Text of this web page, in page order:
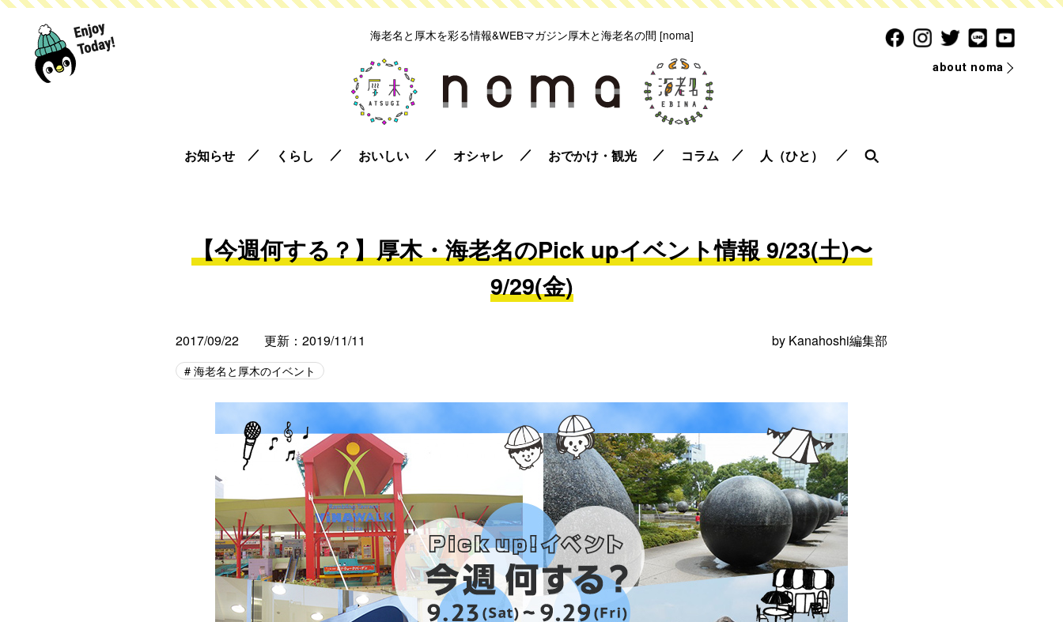
about noma
海老名と厚木を彩る情報&WEBマガジン厚木と海老名の間 [noma]
お知らせ くらし おいしい オシャレ おでかけ・観光 コラム 人（ひと）
【今週何する？】厚木・海老名のPick upイベント情報 9/23(土)〜
9/29(金)
2017/09/22 更新：2019/11/11 by Kanahoshi編集部
海老名と厚木のイベント